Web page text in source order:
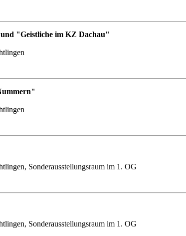
"Geistliche im KZ Dachau"
Sonderausstellungsraum im 1. OG
Sonderausstellungsraum im 1. OG